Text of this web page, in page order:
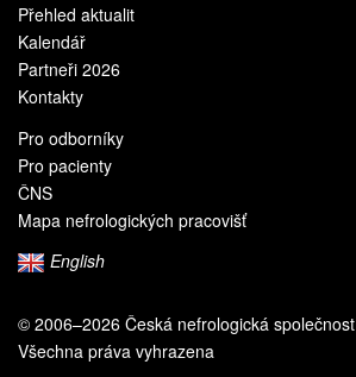
Přehled aktualit
Kalendář
Partneři 2026
Kontakty
Pro odborníky
Pro pacienty
ČNS
Mapa nefrologických pracovišť
English
© 2006–2026 Česká nefrologická společnost
Všechna práva vyhrazena